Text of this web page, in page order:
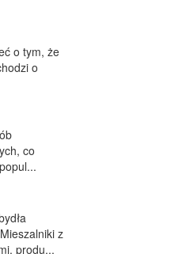
o tym, że
o
co
z
produ...